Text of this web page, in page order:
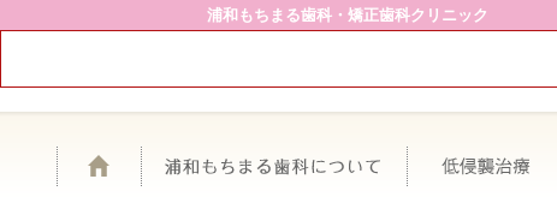
浦和もちまる歯科・矯正歯科クリニック
浦和もちまる歯科